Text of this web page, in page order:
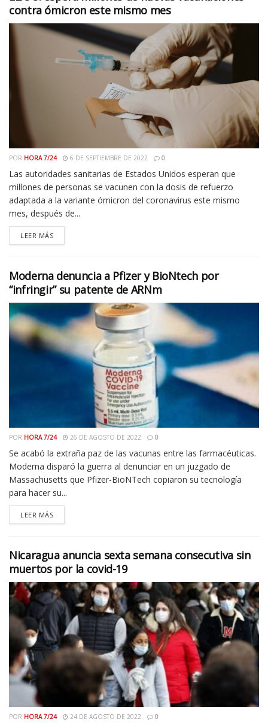
contra ómicron este mismo mes
POR HORA 7/24 6 DE SEPTIEMBRE DE 2022 0
Las autoridades sanitarias de Estados Unidos esperan que
millones de personas se vacunen con la dosis de refuerzo
adaptada a la variante ómicron del coronavirus este mismo
mes, después de...
LEER MÁS
Moderna denuncia a Pfizer y BioNtech por
“infringir” su patente de ARNm
POR HORA 7/24 26 DE AGOSTO DE 2022 0
Se acabó la extraña paz de las vacunas entre las farmacéuticas.
Moderna disparó la guerra al denunciar en un juzgado de
Massachusetts que Pfizer-BioNTech copiaron su tecnología
para hacer su...
LEER MÁS
Nicaragua anuncia sexta semana consecutiva sin
muertos por la covid-19
POR HORA 7/24 24 DE AGOSTO DE 2022 0